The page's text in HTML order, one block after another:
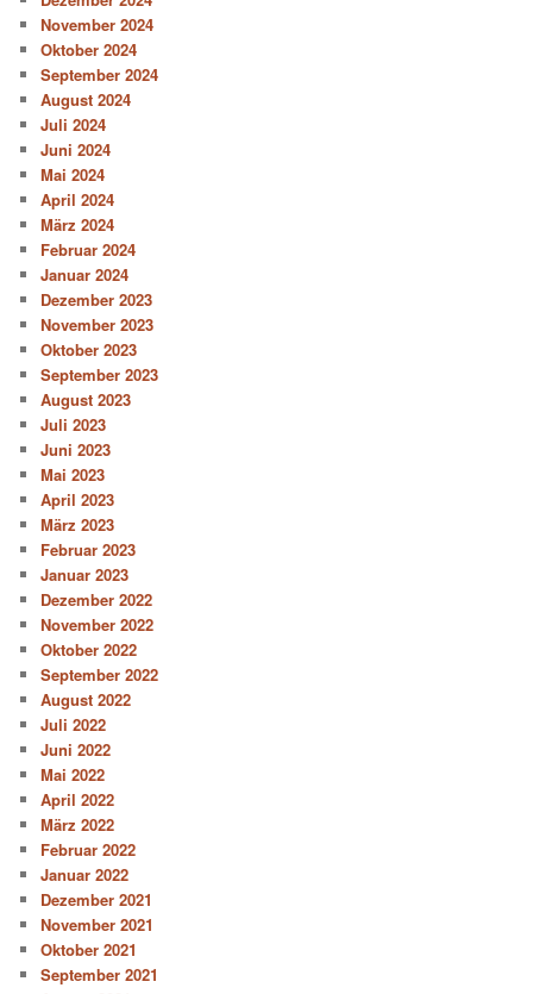
November 2024
Oktober 2024
September 2024
August 2024
Juli 2024
Juni 2024
Mai 2024
April 2024
März 2024
Februar 2024
Januar 2024
Dezember 2023
November 2023
Oktober 2023
September 2023
August 2023
Juli 2023
Juni 2023
Mai 2023
April 2023
März 2023
Februar 2023
Januar 2023
Dezember 2022
November 2022
Oktober 2022
September 2022
August 2022
Juli 2022
Juni 2022
Mai 2022
April 2022
März 2022
Februar 2022
Januar 2022
Dezember 2021
November 2021
Oktober 2021
September 2021